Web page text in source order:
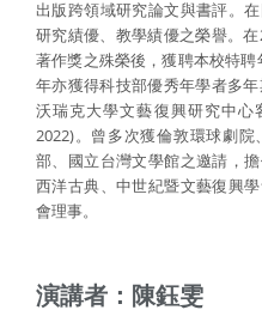
出版跨領域研究論文與書評。
研究績優、教學績優之榮譽。
著作獎之殊榮後，獲聘本校特聘
年亦獲得科技部優秀年學者多
沃瑞克大學文藝復興研究中心
2022)。曾多次獲倫敦環球劇
部、國立台灣文學館之邀請，
西洋古典、中世紀暨文藝復興
會理事。
演講者：陳鈺雯